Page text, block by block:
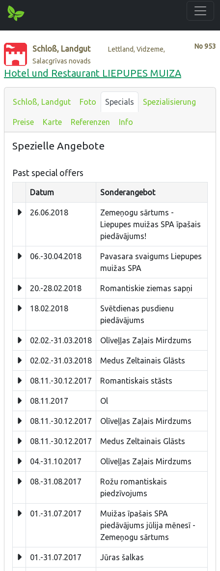
No953
Schloß, Landgut
Lettland, Vidzeme,
Salacgrīvas novads
Hotel und Restaurant LIEPUPES MUIZA
Schloß, Landgut Foto Specials Spezialisierung
Preise Karte Referenzen Info
Spezielle Angebote
Past special offers
Datum Sonderangebot
26.06.2018
Zemeņogu sārtums -
Liepupes muižas SPA īpašais
piedāvājums!
06.-30.04.2018
Pavasara svaigums Liepupes
muižas SPA
20.-28.02.2018 Romantiskie ziemas sapņi
18.02.2018
Svētdienas pusdienu
piedāvājums
02.02.-31.03.2018 Olīveļļas Zaļais Mirdzums
02.02.-31.03.2018 Medus Zeltainais Glāsts
08.11.-30.12.2017 Romantiskais stāsts
08.11.2017 Ol
08.11.-30.12.2017 Olīveļļas Zaļais Mirdzums
08.11.-30.12.2017 Medus Zeltainais Glāsts
04.-31.10.2017 Olīveļļas Zaļais Mirdzums
08.-31.08.2017
Rožu romantiskais
piedzīvojums
01.-31.07.2017
Muižas īpašais SPA
piedāvājums jūlija mēnesī -
Zemeņogu sārtums
01.-31.07.2017 Jūras šalkas